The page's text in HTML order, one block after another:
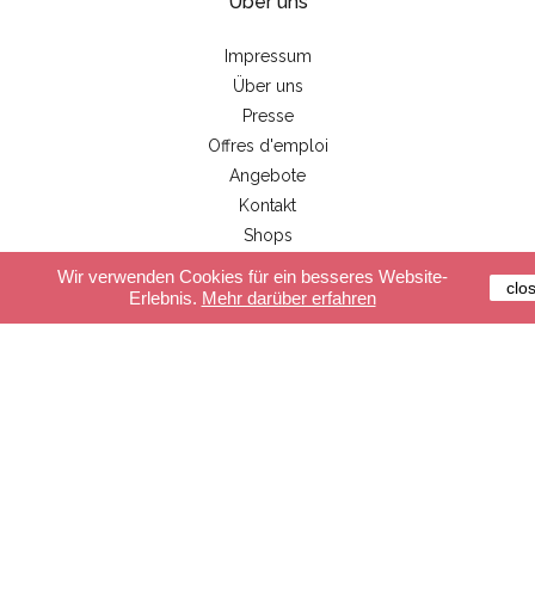
Impressum
Über uns
Presse
Offres d'emploi
Angebote
Kontakt
Shops
Händlerbereich
Wir verwenden Cookies für ein besseres Website-
Erlebnis. Mehr darüber erfahren